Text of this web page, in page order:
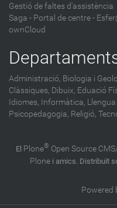
Gestió de faltes d'assistència
Saga - Portal de centre -
ownCloud
Administració, Biologia i
Clàssiques, Dibuix, Eduació
Idiomes, Informàtica,
Psicopedagogia, Religió,
El Plone® Open Source
Plonei amics. Distribuït
Powered